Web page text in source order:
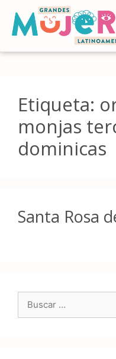
Etiqueta:
monjas
dominicas
Santa Rosa